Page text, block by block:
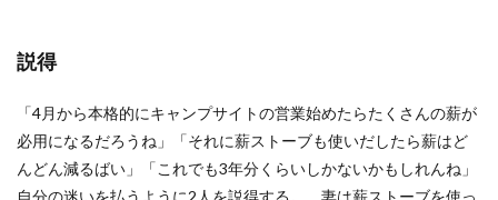
説得
「4月から本格的にキャンプサイトの営業始めたらたくさんの薪が
必用になるだろうね」「それに薪ストーブも使いだしたら薪はど
んどん減るばい」「これでも3年分くらいしかないかもしれんね」